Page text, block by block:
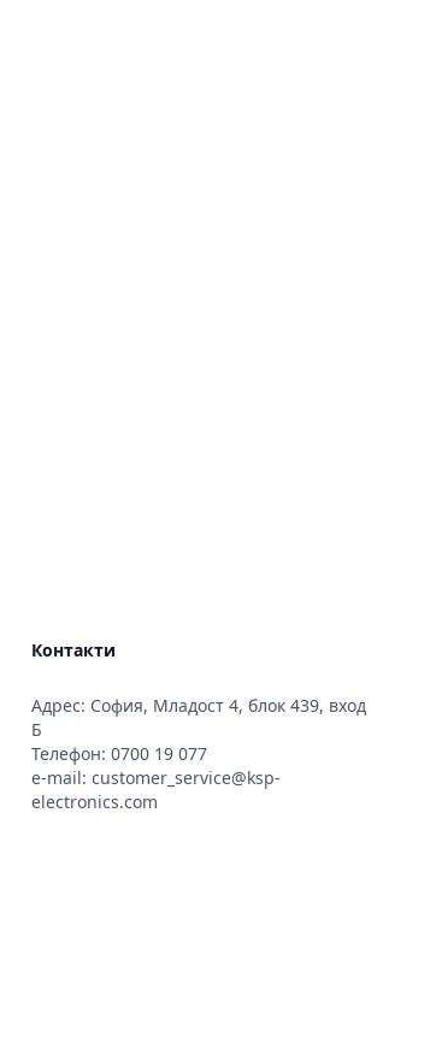
Контакти
Адрес: София, Младост 4, блок 439, вход
Б
Телефон: 0700 19 077
e-mail: customer_service@ksp-
electronics.com